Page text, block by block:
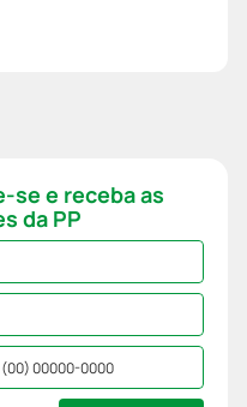
se e receba as
da PP